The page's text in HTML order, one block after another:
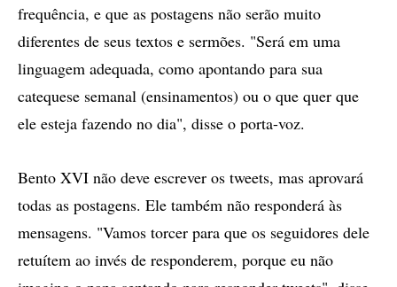
frequência, e que as postagens não serão muito
diferentes de seus textos e sermões. "Será em uma
linguagem adequada, como apontando para sua
catequese semanal (ensinamentos) ou o que quer que
ele esteja fazendo no dia", disse o porta-voz.
Bento XVI não deve escrever os tweets, mas aprovará
todas as postagens. Ele também não responderá às
mensagens. "Vamos torcer para que os seguidores dele
retuítem ao invés de responderem, porque eu não